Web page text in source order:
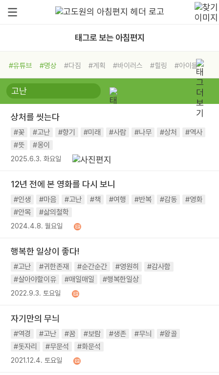
태그로 보는 아침편지
#유튜브 #명상 #다짐 #계획 #바이러스 #힐링
#아이들
#비전캠프
#독서캠프 #삶
#희망
#나눔 #친구 #링컨학교
#독서
#건강 #면역력
상처를 씻는다
#꽃 #고난 #향기 #미래 #사람 #나무 #상처
#역사
#뜻
#옹이
2025.6.3. 화요일
12년 전에 본 영화를 다시 보니
#인생 #마음 #고난 #책 #여행 #반복 #감동
#영화
#안목
#삶의철학
2024.4.8. 월요일
행복한 일상이 좋다!
#고난 #귀한존재 #순간순간 #영원히
#감사함
#살아야할이유
#매일매일 #행복한일상
2022.9.3. 토요일
자기만의 무늬
#역경 #고난 #꿈 #보람 #생존 #무늬
#왕골
#돗자리
#무문석 #화문석
2021.12.4. 토요일